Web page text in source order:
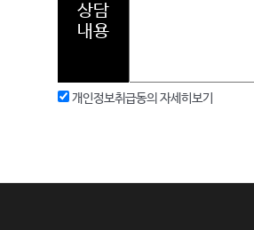
상담
내용
개인정보취급동의 자세히보기